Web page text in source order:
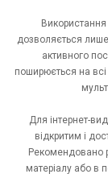
Використання
дозволяється
активного
поширюється на всі
Для інтернет-
відкритим і
Рекомендовано
матеріалу або в